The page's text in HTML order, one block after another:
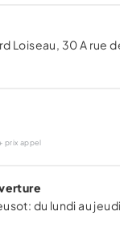
Loiseau, 30 A rue
prix appel
du lundi au